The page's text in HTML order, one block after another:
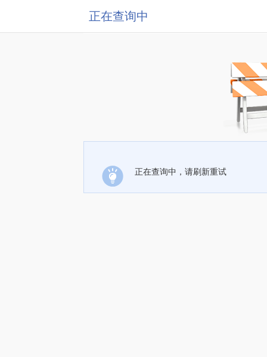
正在查询中
正在查询中，请刷新重试